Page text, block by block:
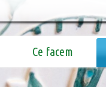
Ce facem